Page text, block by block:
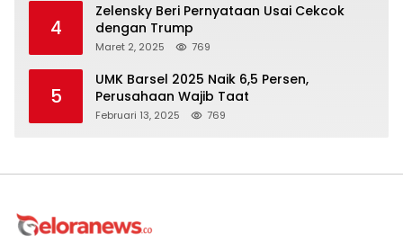
4
Zelensky Beri Pernyataan Usai Cekcok
dengan Trump
Maret 2, 2025 769
5
UMK Barsel 2025 Naik 6,5 Persen,
Perusahaan Wajib Taat
Februari 13, 2025 769